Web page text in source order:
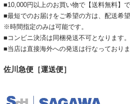
■10,000円以上のお買い物で【送料無料】で
■最短でのお届けをご希望の方は、配送希
※時間指定のみは可能です。
■コンビニ決済は同梱発送不可となります。
■当店は直接海外への発送は行なっておりま
佐川急便［運送便］